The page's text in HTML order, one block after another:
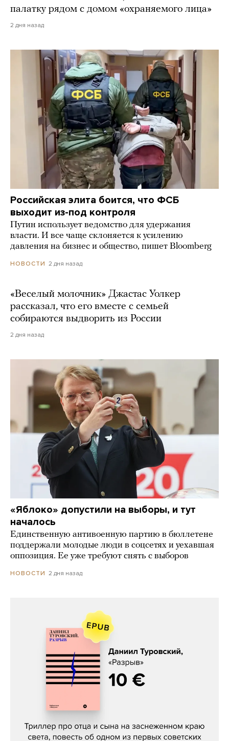
палатку рядом с домом «охраняемого лица»
2 дня назад
Российская элита боится, что ФСБ
выходит из-под контроля
Путин использует ведомство для удержания
власти. И все чаще склоняется к усилению
давления на бизнес и общество, пишет Bloomberg
НОВОСТИ 2 дня назад
«Веселый молочник» Джастас Уолкер
рассказал, что его вместе с семьей
собираются выдворить из России
2 дня назад
«Яблоко» допустили на выборы, и тут
началось
Единственную антивоенную партию в бюллетене
поддержали молодые люди в соцсетях и уехавшая
оппозиция. Ее уже требуют снять с выборов
НОВОСТИ 2 дня назад
Даниил Туровский, «Разрыв»